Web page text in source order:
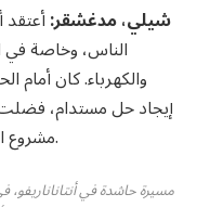
شيلي، مدغشقر:
الناس، وخاصة في
والكهرباء. كان
إيجاد حل مستدام،
مشروع التلفريك الفاشل لتسهيل حركة المرور.
مسيرة حاشدة في